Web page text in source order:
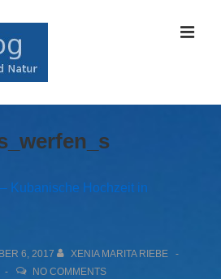
Kubanische Hochzeit in
6, 2017
XENIA MARITA RIEBE
NO COMMENTS